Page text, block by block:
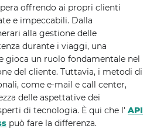
offrendo ai propri clienti
e impeccabili. Dalla
alla gestione delle
durante i viaggi, una
gioca un ruolo fondamentale nel
del cliente. Tuttavia, i metodi di
come e-mail e call center,
delle aspettative dei
di tecnologia. È qui che l' API
può fare la differenza.